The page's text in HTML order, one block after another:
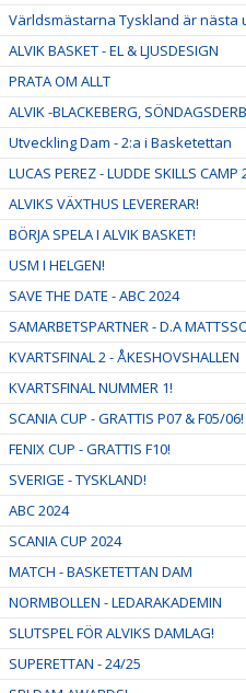
Världsmästarna Tyskland är nästa
ALVIK BASKET - EL & LJUSDESIGN
PRATA OM ALLT
ALVIK -BLACKEBERG,
Utveckling Dam - 2:a i Basketettan
LUCAS PEREZ - LUDDE SKILLS CAMP
ALVIKS VÄXTHUS LEVERERAR!
BÖRJA SPELA I ALVIK BASKET!
USM I HELGEN!
SAVE THE DATE - ABC 2024
SAMARBETSPARTNER - D.A
KVARTSFINAL 2 - ÅKESHOVSHALLEN
KVARTSFINAL NUMMER 1!
SCANIA CUP - GRATTIS P07 & F05/06!
FENIX CUP - GRATTIS F10!
SVERIGE - TYSKLAND!
ABC 2024
SCANIA CUP 2024
MATCH - BASKETETTAN DAM
NORMBOLLEN - LEDARAKADEMIN
SLUTSPEL FÖR ALVIKS DAMLAG!
SUPERETTAN - 24/25